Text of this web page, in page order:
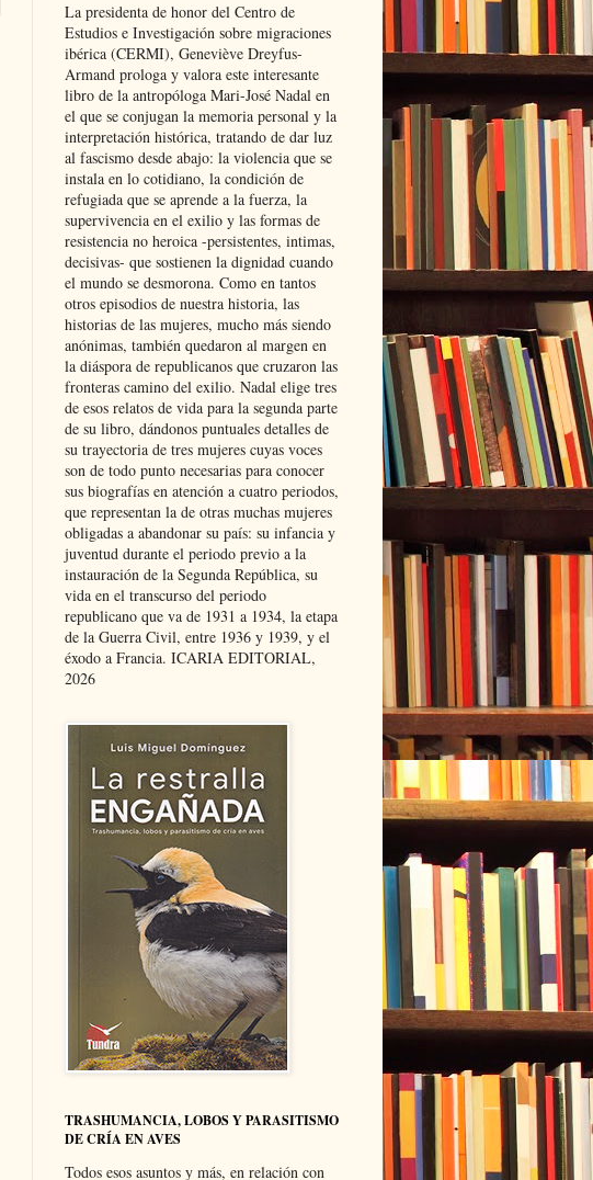
La presidenta de honor del Centro de
Estudios e Investigación sobre migraciones
ibérica (CERMI), Geneviève Dreyfus-
Armand prologa y valora este interesante
libro de la antropóloga Mari-José Nadal en
el que se conjugan la memoria personal y la
interpretación histórica, tratando de dar luz
al fascismo desde abajo: la violencia que se
instala en lo cotidiano, la condición de
refugiada que se aprende a la fuerza, la
supervivencia en el exilio y las formas de
resistencia no heroica -persistentes, intimas,
decisivas- que sostienen la dignidad cuando
el mundo se desmorona. Como en tantos
otros episodios de nuestra historia, las
historias de las mujeres, mucho más siendo
anónimas, también quedaron al margen en
la diáspora de republicanos que cruzaron las
fronteras camino del exilio. Nadal elige tres
de esos relatos de vida para la segunda parte
de su libro, dándonos puntuales detalles de
su trayectoria de tres mujeres cuyas voces
son de todo punto necesarias para conocer
sus biografías en atención a cuatro periodos,
que representan la de otras muchas mujeres
obligadas a abandonar su país: su infancia y
juventud durante el periodo previo a la
instauración de la Segunda República, su
vida en el transcurso del periodo
republicano que va de 1931 a 1934, la etapa
de la Guerra Civil, entre 1936 y 1939, y el
éxodo a Francia. ICARIA EDITORIAL,
2026
TRASHUMANCIA, LOBOS Y PARASITISMO
DE CRÍA EN AVES
Todos esos asuntos y más, en relación con